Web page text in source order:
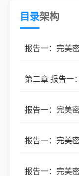
隐隐指向一个名
档，真相持续封
目录架构
报告一：完美
第二章 报告一
报告一：完美
报告一：完美
报告一：完美